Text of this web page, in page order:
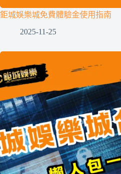
鉅城娛樂城免費體驗金使用指南
2025-11-25